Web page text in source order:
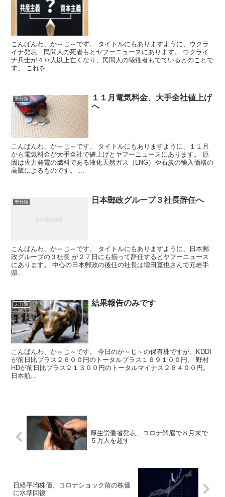
こんばんわ、か～じ～です。 タイトルにもありますように、ウクラ
イナ発表 民間人の死者もとヤフーニュースにあります。 ウクライ
ナ兵士が４０人以上亡くなり、民間人の犠牲者もでているとのことで
す。 これを...
未分類
１１月電気料金、大手全社値上げ
へ
こんばんわ、か～じ～です。 タイトルにもありますように、１１月
から電気料金が大手全社で値上げとヤフーニュースにあります。 原
因は火力発電の燃料である液化天然ガス（LNG）や石炭の輸入価格の
高騰によるものです。 ...
未分類 日本郵政グループ３社長辞任へ
こんばんわ、か～じ～です。 タイトルにもありますように、日本郵
政グループの３社長 が２７日にも揃って辞任するとヤフーニュース
にあります。 中心の日本郵政の後任の社長は増田寛也さんで元岩手
県...
未分類 結果報告のみです
こんばんわ、か～じ～です。 今日のか～じ～の保有株ですが、KDDI
が前日比プラス２６００円のトータルプラス１６９１００円。 野村
HDが前日比プラス２１３００円のトータルマイナス２６４００円。
日本航...
厚生労働省発表、コロナ解雇で８月末で
５万人を超す
日経平均株価、コロナショック前の株価
に水準回復